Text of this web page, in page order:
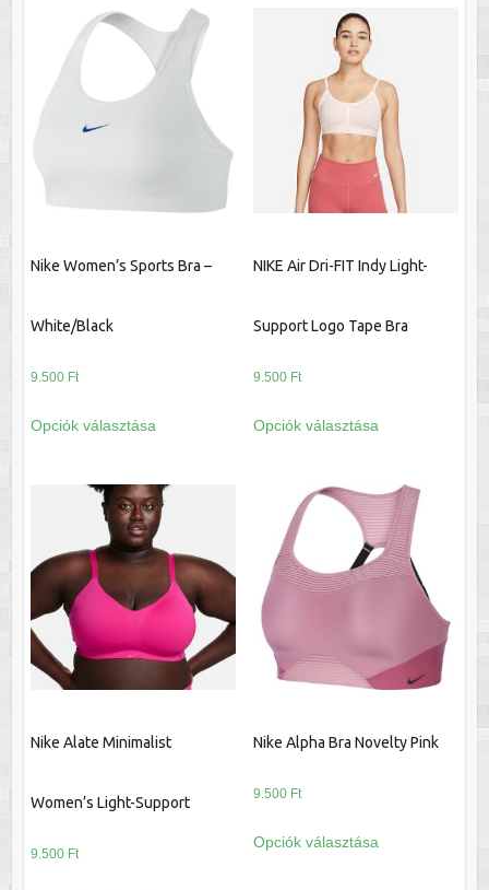
Nike Women’s Sports Bra –
White/Black
9.500 Ft
Opciók választása
a
több
variációja
van.
A
változatok
termékoldalon
választhatók
NIKE Air Dri-FIT Indy Light-
Support Logo Tape Bra
9.500 Ft
Opciók választása
a
több
variációja
van.
A
változatok
termékoldalon
választhatók
Nike Alate Minimalist
Women’s Light-Support
9.500 Ft
Nike Alpha Bra Novelty Pink
9.500 Ft
Opciók választása
a